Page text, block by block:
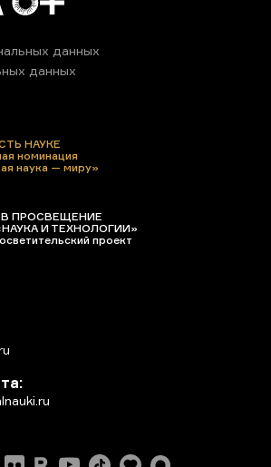
данных
данных
НАУКЕ
номинация
наука — миру»
В ПРОСВЕЩЕНИЕ
И ТЕХНОЛОГИИ»
проект